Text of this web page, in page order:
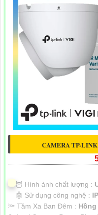
CAMERA TP-
🦉 Hình ảnh chất lượng :
🤖️ Sử dụng công nghệ :
🔦 Tầm Xa Ban Đêm : Hồng